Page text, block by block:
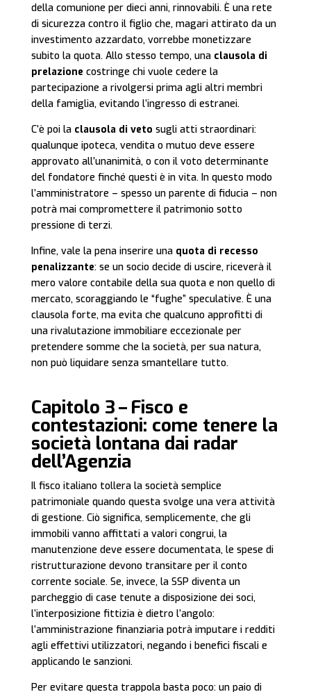
della comunione per dieci anni, rinnovabili. È una rete
di sicurezza contro il figlio che, magari attirato da un
investimento azzardato, vorrebbe monetizzare
subito la quota. Allo stesso tempo, unaclausola di
prelazione costringe chi vuole cedere la
partecipazione a rivolgersi prima agli altri membri
della famiglia, evitando l’ingresso di estranei.
C’è poi la clausola di veto sugli atti straordinari:
qualunque ipoteca, vendita o mutuo deve essere
approvato all’unanimità, o con il voto determinante
del fondatore finché questi è in vita. In questo modo
l’amministratore – spesso un parente di fiducia – non
potrà mai compromettere il patrimonio sotto
pressione di terzi.
Infine, vale la pena inserire una quota di recesso
penalizzante: se un socio decide di uscire, riceverà il
mero valore contabile della sua quota e non quello di
mercato, scoraggiando le “fughe” speculative. È una
clausola forte, ma evita che qualcuno approfitti di
una rivalutazione immobiliare eccezionale per
pretendere somme che la società, per sua natura,
non può liquidare senza smantellare tutto.
Capitolo 3 – Fisco e
contestazioni: come tenere la
società lontana dai radar
dell’Agenzia
Il fisco italiano tollera la società semplice
patrimoniale quando questa svolge una vera attività
di gestione. Ciò significa, semplicemente, che gli
immobili vanno affittati a valori congrui, la
manutenzione deve essere documentata, le spese di
ristrutturazione devono transitare per il conto
corrente sociale. Se, invece, la SSP diventa un
parcheggio di case tenute a disposizione dei soci,
l’interposizione fittizia è dietro l’angolo:
l’amministrazione finanziaria potrà imputare i redditi
agli effettivi utilizzatori, negando i benefici fiscali e
applicando le sanzioni.
Per evitare questa trappola basta poco: un paio di